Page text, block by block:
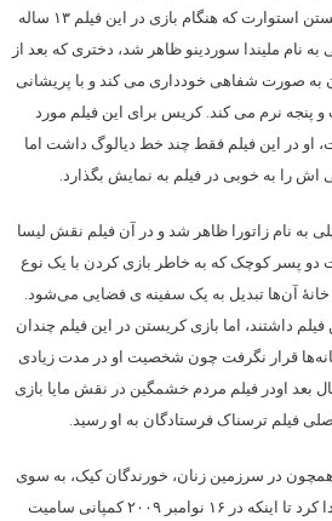
لوری هِیلز آندرسون است. کریستن استوارت که هنگام بازی در این فیلم ۱۳ ساله
نام ملیندا سوردینو ظاهر شد، دختری که بعد از
به صورت شفاهی خودداری می کند و با پریشانی
پنجه نرم می کند. کریس برای این فیلم مورد
او در این فیلم فقط چند خط دیالوگ داشت اما
را به خوبی در فیلم به نمایش بگذارد.
فیلم تخیلی به نام زاتورا ظاهر شد و در آن فیلم نقش لیسا
دو پسر کوچک که به خاطر بازی کردن با یک نوع
آن‌ها تبدیل به یک سفینه ی فضایی می‌شود.
داشتند، اما بازی کریستن در این فیلم چندان
قرار نگرفت چون شخصیت او در مدت زیادی
بعد اودر فیلم مردم خشمگین در نقش مایا بازی
فیلم ترسناک فرستادگان به او رسید.
در سرزمین زنان، خورندگان کیک، به سوی
وحشی گری و جهنده ادامه پیدا کرد تا اینکه در ۱۶ نوامبر ۲۰۰۹ کمپانی سامیت